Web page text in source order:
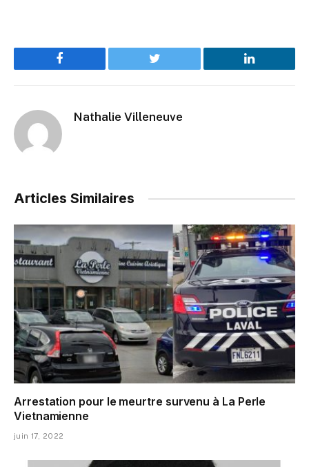
Facebook Twitter LinkedIn
Nathalie Villeneuve
Articles Similaires
Arrestation pour le meurtre survenu à La Perle
Vietnamienne
juin 17, 2022